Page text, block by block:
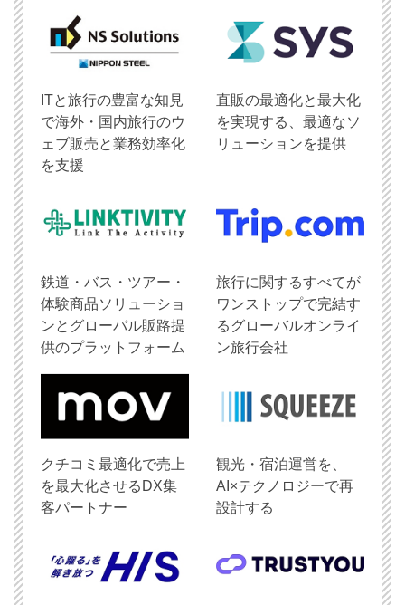
ITと旅行の豊富な知見
で海外・国内旅行のウ
ェブ販売と業務効率化
を支援
直販の最適化と最大化
を実現する、最適なソ
リューションを提供
鉄道・バス・ツアー・
体験商品ソリューショ
ンとグローバル販路提
供のプラットフォーム
旅行に関するすべてが
ワンストップで完結す
るグローバルオンライ
ン旅行会社
クチコミ最適化で売上
を最大化させるDX集
客パートナー
観光・宿泊運営を、
AI×テクノロジーで再
設計する